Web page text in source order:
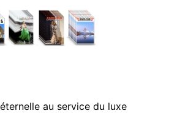
éternelle au service du luxe